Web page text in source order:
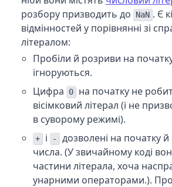
розбору призводить до
NaN . Є
відмінностей у порівнянні зі
літералом:
Пробіли й розриви на початку
ігноруються.
Цифра
0
на початку не
вісімковий літерал (і не
в суворому режимі).
+ і -
дозволені на початку
числа. (У звичайному коді
частини літерала, хоча
унарними операторами.).